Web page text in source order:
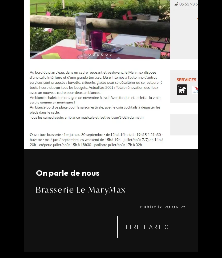
On parle de nous
Brasserie Le MaryMax
Publié le 20-06-25
LIRE L'ARTICLE